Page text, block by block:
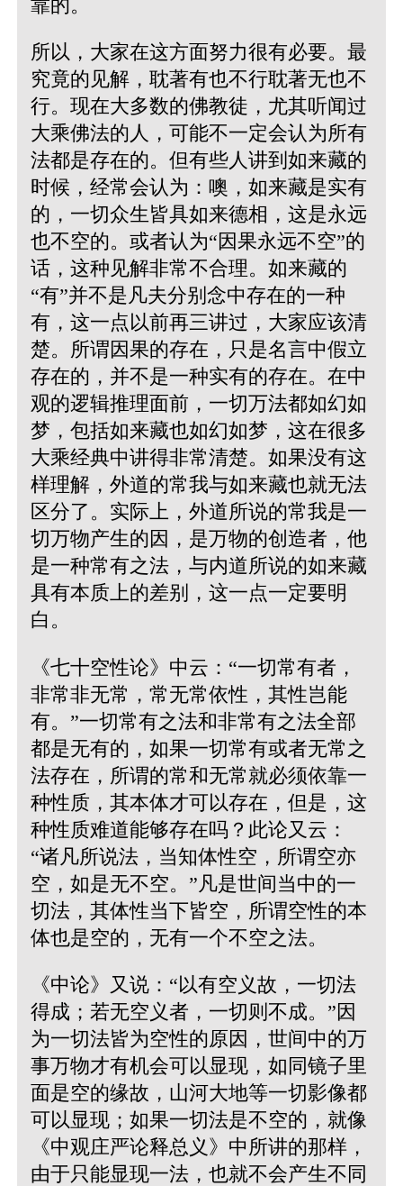
靠的。
所以，大家在这方面努力很有必要。最
究竟的见解，耽著有也不行耽著无也不
行。现在大多数的佛教徒，尤其听闻过
大乘佛法的人，可能不一定会认为所有
法都是存在的。但有些人讲到如来藏的
时候，经常会认为：噢，如来藏是实有
的，一切众生皆具如来德相，这是永远
也不空的。或者认为“因果永远不空”的
话，这种见解非常不合理。如来藏的
“有”并不是凡夫分别念中存在的一种
有，这一点以前再三讲过，大家应该清
楚。所谓因果的存在，只是名言中假立
存在的，并不是一种实有的存在。在中
观的逻辑推理面前，一切万法都如幻如
梦，包括如来藏也如幻如梦，这在很多
大乘经典中讲得非常清楚。如果没有这
样理解，外道的常我与如来藏也就无法
区分了。实际上，外道所说的常我是一
切万物产生的因，是万物的创造者，他
是一种常有之法，与内道所说的如来藏
具有本质上的差别，这一点一定要明
白。
《七十空性论》中云：“一切常有者，
非常非无常，常无常依性，其性岂能
有。”一切常有之法和非常有之法全部
都是无有的，如果一切常有或者无常之
法存在，所谓的常和无常就必须依靠一
种性质，其本体才可以存在，但是，这
种性质难道能够存在吗？此论又云：
“诸凡所说法，当知体性空，所谓空亦
空，如是无不空。”凡是世间当中的一
切法，其体性当下皆空，所谓空性的本
体也是空的，无有一个不空之法。
《中论》又说：“以有空义故，一切法
得成；若无空义者，一切则不成。”因
为一切法皆为空性的原因，世间中的万
事万物才有机会可以显现，如同镜子里
面是空的缘故，山河大地等一切影像都
可以显现；如果一切法是不空的，就像
《中观庄严论释总义》中所讲的那样，
由于只能显现一法，也就不会产生不同